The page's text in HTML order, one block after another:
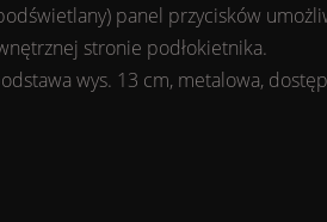
panel przycisków
stronie podłokietnika.
wys. 13 cm, metalowa,